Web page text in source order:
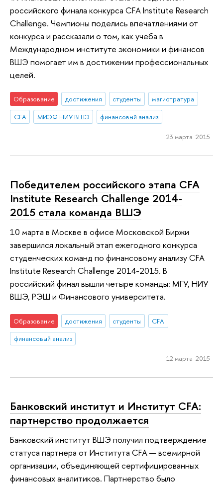
российского финала конкурса CFA Institute Research
Challenge. Чемпионы поделись впечатлениями от
конкурса и рассказали о том, как учеба в
Международном институте экономики и финансов
ВШЭ помогает им в достижении профессиональных
целей.
Образование достижения студенты
магистратура
CFA
МИЭФ НИУ ВШЭ финансовый анализ
23 марта 2015
Победителем российского этапа CFA
Institute Research Challenge 2014-
2015 стала команда ВШЭ
10 марта в Москве в офисе Московской Биржи
завершился локальный этап ежегодного конкурса
студенческих команд по финансовому анализу CFA
Institute Research Challenge 2014-2015. В
российский финал вышли четыре команды: МГУ, НИУ
ВШЭ, РЭШ и Финансового университета.
Образование достижения студенты
CFA
финансовый анализ
12 марта 2015
Банковский институт и Институт CFA:
партнерство продолжается
Банковский институт ВШЭ получил подтверждение
статуса партнера от Института CFA — всемирной
организации, объединяющей сертифицированных
финансовых аналитиков. Партнерство было